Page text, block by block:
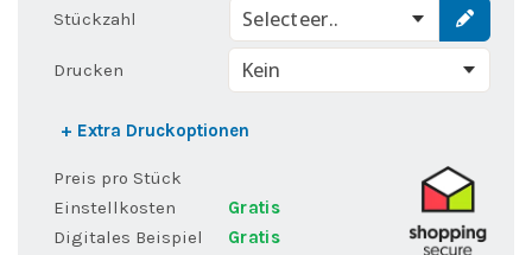
Stückzahl Selecteer..
Drucken
+ Extra Druckoptionen
Preis pro Stück
Einstellkosten
Gratis
Digitales Beispiel
Gratis